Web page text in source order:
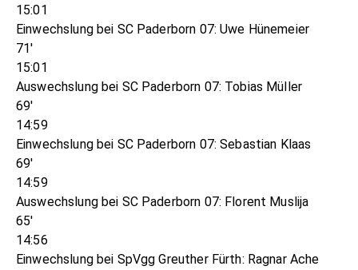
15:01
Einwechslung bei SC Paderborn 07: Uwe Hünemeier
71'
15:01
Auswechslung bei SC Paderborn 07: Tobias Müller
69'
14:59
Einwechslung bei SC Paderborn 07: Sebastian Klaas
69'
14:59
Auswechslung bei SC Paderborn 07: Florent Muslija
65'
14:56
Einwechslung bei SpVgg Greuther Fürth: Ragnar Ache